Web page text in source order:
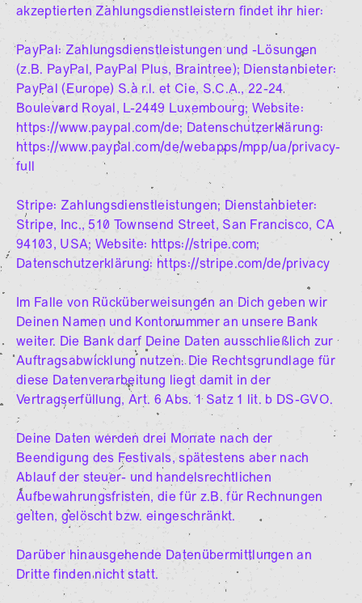
akzeptierten Zahlungsdienstleistern findet ihr hier:
PayPal: Zahlungsdienstleistungen und -Lösungen
(z.B. PayPal, PayPal Plus, Braintree); Dienstanbieter:
PayPal (Europe) S.à r.l. et Cie, S.C.A., 22-24
Boulevard Royal, L-2449 Luxembourg; Website:
https://www.paypal.com/de; Datenschutzerklärung:
https://www.paypal.com/de/webapps/mpp/ua/privacy-
full
Stripe: Zahlungsdienstleistungen; Dienstanbieter:
Stripe, Inc., 510 Townsend Street, San Francisco, CA
94103, USA; Website: https://stripe.com;
Datenschutzerklärung: https://stripe.com/de/privacy
Im Falle von Rücküberweisungen an Dich geben wir
Deinen Namen und Kontonummer an unsere Bank
weiter. Die Bank darf Deine Daten ausschließlich zur
Auftragsabwicklung nutzen. Die Rechtsgrundlage für
diese Datenverarbeitung liegt damit in der
Vertragserfüllung, Art. 6 Abs. 1 Satz 1 lit. b DS-GVO.
Deine Daten werden drei Monate nach der
Beendigung des Festivals, spätestens aber nach
Ablauf der steuer- und handelsrechtlichen
Aufbewahrungsfristen, die für z.B. für Rechnungen
gelten, gelöscht bzw. eingeschränkt.
Darüber hinausgehende Datenübermittlungen an
Dritte finden nicht statt.